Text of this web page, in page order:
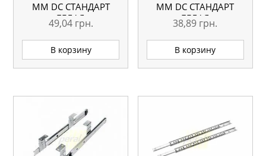
ММ DC СТАНДАРТ
БЕЛАЯ
49,04 грн.
В корзину
ММ DC СТАНДАРТ
БЕЛАЯ
38,89 грн.
В корзину